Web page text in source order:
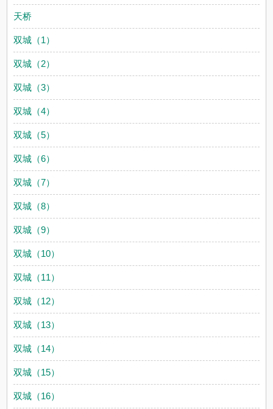
天桥
双城（1）
双城（2）
双城（3）
双城（4）
双城（5）
双城（6）
双城（7）
双城（8）
双城（9）
双城（10）
双城（11）
双城（12）
双城（13）
双城（14）
双城（15）
双城（16）